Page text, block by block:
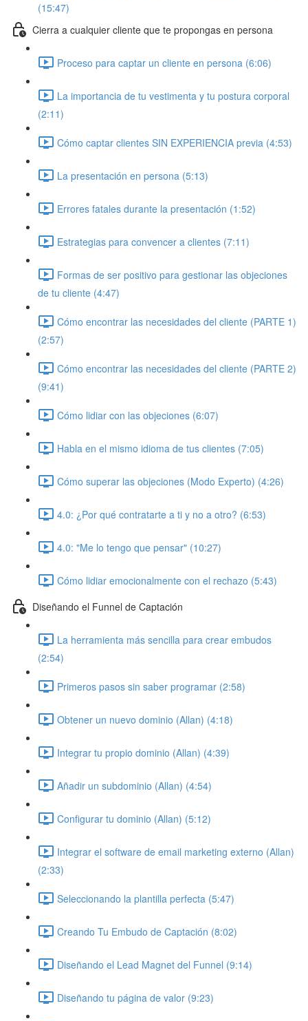
(15:47)
Cierra a cualquier cliente que te propongas en persona
Proceso para captar un cliente en persona (6:06)
La importancia de tu vestimenta y tu postura corporal
(2:11)
Cómo captar clientes SIN EXPERIENCIA previa (4:53)
La presentación en persona (5:13)
Errores fatales durante la presentación (1:52)
Estrategias para convencer a clientes (7:11)
Formas de ser positivo para gestionar las objeciones
de tu cliente (4:47)
Cómo encontrar las necesidades del cliente (PARTE 1)
(2:57)
Cómo encontrar las necesidades del cliente (PARTE 2)
(9:41)
Cómo lidiar con las objeciones (6:07)
Habla en el mismo idioma de tus clientes (7:05)
Cómo superar las objeciones (Modo Experto) (4:26)
4.0: ¿Por qué contratarte a ti y no a otro? (6:53)
4.0: "Me lo tengo que pensar" (10:27)
Cómo lidiar emocionalmente con el rechazo (5:43)
Diseñando el Funnel de Captación
La herramienta más sencilla para crear embudos
(2:54)
Primeros pasos sin saber programar (2:58)
Obtener un nuevo dominio (Allan) (4:18)
Integrar tu propio dominio (Allan) (4:39)
Añadir un subdominio (Allan) (4:54)
Configurar tu dominio (Allan) (5:12)
Integrar el software de email marketing externo (Allan)
(2:33)
Seleccionando la plantilla perfecta (5:47)
Creando Tu Embudo de Captación (8:02)
Diseñando el Lead Magnet del Funnel (9:14)
Diseñando tu página de valor (9:23)